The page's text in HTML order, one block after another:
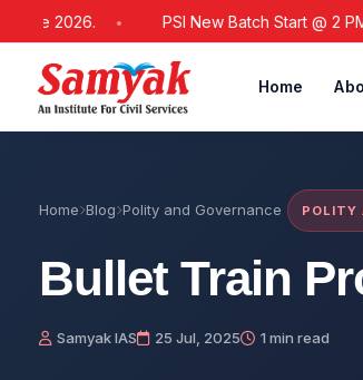
PSI New Batch Start @ 2 PM to 7
Home
Home Blog Polity and Governance POLITY
Bullet Train
Samyak IAS 25 Jul, 2025 1 min read